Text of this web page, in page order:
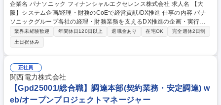
企業名 パナソニック フィナンシャルエクセレンス株式会社 求人名 【大
阪】システム企画/経理・財務のCoEで経営貢献/DX推進 仕事の内容 パナ
ソニックグループ各社の経理・財務業務を支えるDX推進の企画・実行を
担います。生成AIやクラウド等の最新技術を活用し、現行業務の分析から
課題抽出、会計業務の標準化・決算早期化をIT施策で実現します。 ・DX
推進・業務改革：生成AI等を活用し、経理・財務業務の高度化・標準化、
シェアード化を含む全体最適化を推進 ・ITソリューション設計：要件定義
から導入・実装、PoCから本格展開まで統括。外部ベンダー連携や自動
化、データ基盤構築 ・ガバナンス強化：セキュリティを組み込んだ運用設
計、IT内部統制の整備 ※専門性を高めながら、将来的にチームを牽引する
リーダーとしての活躍を期待するポジションです。 募集職種 【大阪】シ
ステム企画/経理・財務のCoEで経営貢献/DX推進
業界未経験歓迎 年間休日120日以上 退職金あり 在宅OK
完全週休2日制
土日祝休み
正社員
関西電力株式会社
【Gpd25001/総合職】調達本部(契約業務・安定調達) w
eb/オープンプロジェクトマネージャー